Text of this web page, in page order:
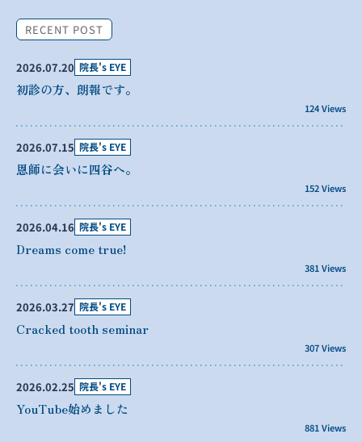
RECENT POST
2026.07.20 院長's EYE
初診の方、朗報です。
124 Views
2026.07.15 院長's EYE
恩師に会いに四谷へ。
152 Views
2026.04.16 院長's EYE
Dreams come true!
381 Views
2026.03.27 院長's EYE
Cracked tooth seminar
307 Views
2026.02.25 院長's EYE
YouTube始めました
881 Views